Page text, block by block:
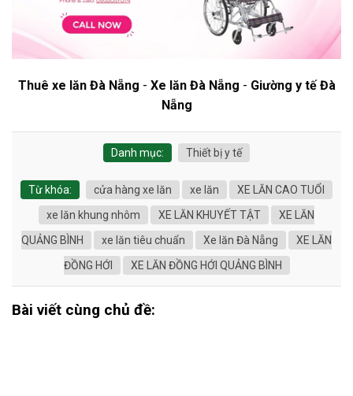
Thuê xe lăn Đà Nẵng - Xe lăn Đà Nẵng - Giường y tế Đà
Nẵng
Danh mục: Thiết bị y tế
Từ khóa: cửa hàng xe lăn xe lăn
XE LĂN CAO TUỔI
xe lăn khung nhôm
XE LĂN KHUYẾT TẬT
XE LĂN
QUẢNG BÌNH
xe lăn tiêu chuẩn Xe lăn Đà Nẵng
XE LĂN
ĐỒNG HỚI
XE LĂN ĐỒNG HỚI QUẢNG BÌNH
Bài viết cùng chủ đề: